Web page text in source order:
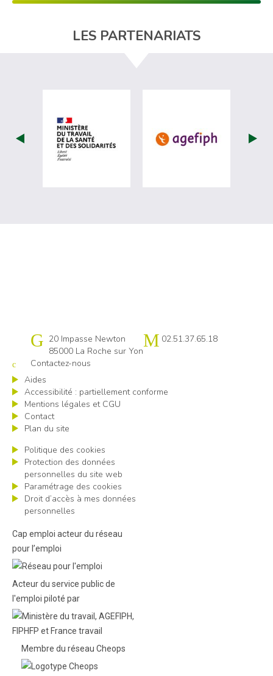
LES PARTENARIATS
visiter les site de Ministère du travail
visiter les
Cap emploi 85
20 Impasse Newton
85000 La Roche sur Yon
02.51.37.65.18
Contactez-nous
Aides
Accessibilité : partiellement conforme
Mentions légales et CGU
Contact
Plan du site
Politique des cookies
Protection des données
personnelles du site web
Paramétrage des cookies
Droit d’accès à mes données
personnelles
Cap emploi acteur du réseau
pour l’emploi
Acteur du service public de
l'emploi piloté par
Membre du réseau Cheops